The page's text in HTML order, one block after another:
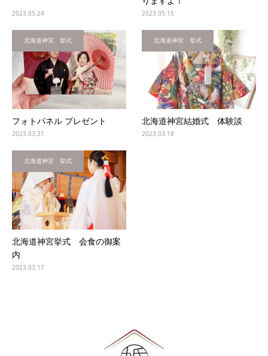
2023.05.24 2023.05.15
北海道神宮 挙式
フォトパネル プレゼント
2023.03.31
北海道神宮 挙式
北海道神宮結婚式 体験談
2023.03.18
北海道神宮 挙式
北海道神宮挙式 会食の御案
内
2023.03.17